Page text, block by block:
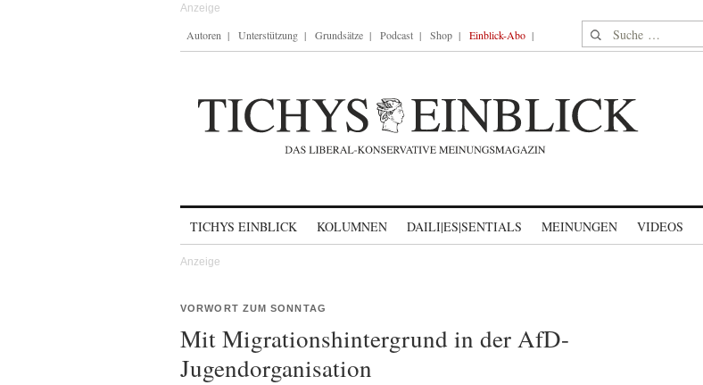
Autoren Unterstützung Grundsätze Podcast Shop Einblick-Abo Suche nach:
TICHYS EINBLICK KOLUMNEN DAILI|ES|SENTIALS MEINUNGEN VIDEOS
VORWORT ZUM SONNTAG
Mit Migrationshintergrund in der AfD-
Jugendorganisation